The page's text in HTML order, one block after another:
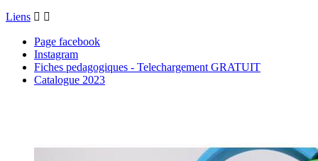
Liens  
Page facebook
Instagram
Fiches pedagogiques - Telechargement GRATUIT
Catalogue 2023